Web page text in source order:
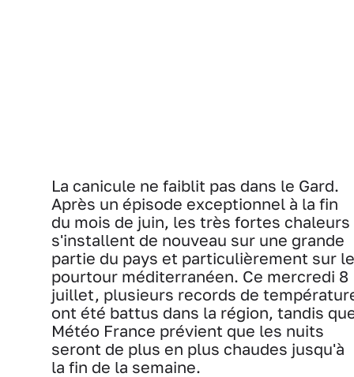
La canicule ne faiblit pas dans le Gard.
Après un épisode exceptionnel à la fin
du mois de juin, les très fortes chaleurs
s'installent de nouveau sur une grande
partie du pays et particulièrement sur le
pourtour méditerranéen. Ce mercredi 8
juillet, plusieurs records de
ont été battus dans la région, tandis
Météo France prévient que les nuits
seront de plus en plus chaudes jusqu'à
la fin de la semaine.